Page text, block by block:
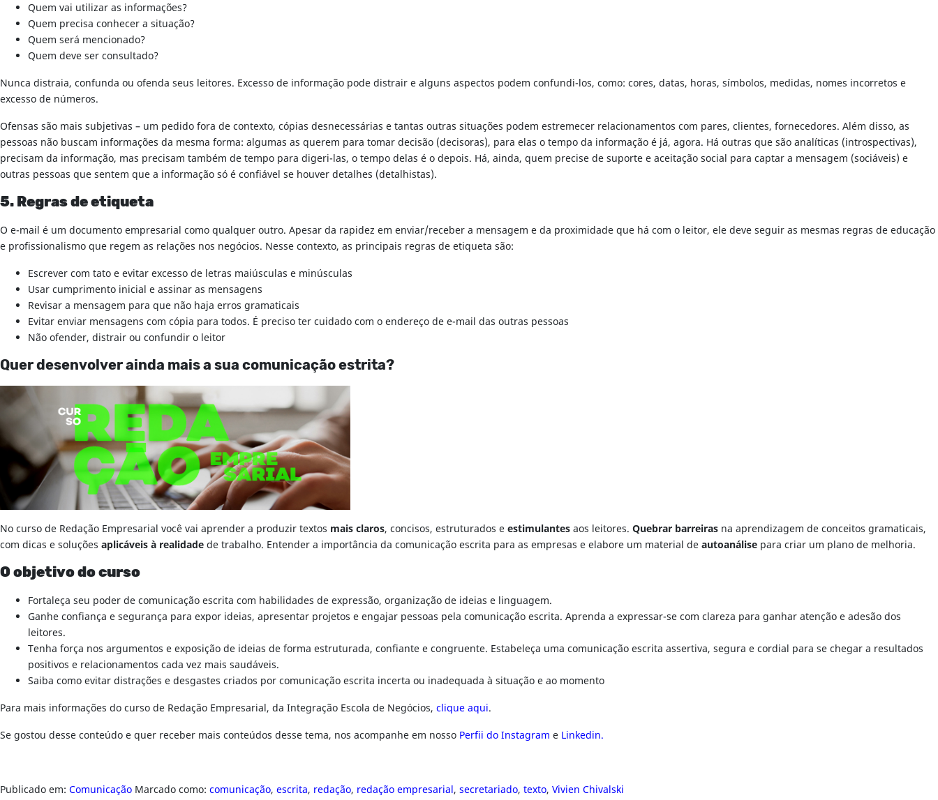
Quem vai utilizar as informações?
Quem precisa conhecer a situação?
Quem será mencionado?
Quem deve ser consultado?
Nunca distraia, confunda ou ofenda seus leitores. Excesso de informação pode distrair e alguns aspectos podem confundi-los, como: cores, datas, horas, símbolos, medidas, nomes incorretos e
excesso de números.
Ofensas são mais subjetivas – um pedido fora de contexto, cópias desnecessárias e tantas outras situações podem estremecer relacionamentos com pares, clientes, fornecedores. Além disso, as
pessoas não buscam informações da mesma forma: algumas as querem para tomar decisão (decisoras), para elas o tempo da informação é já, agora. Há outras que são analíticas (introspectivas),
precisam da informação, mas precisam também de tempo para digeri-las, o tempo delas é o depois. Há, ainda, quem precise de suporte e aceitação social para captar a mensagem (sociáveis) e
outras pessoas que sentem que a informação só é confiável se houver detalhes (detalhistas).
5. Regras de etiqueta
O e-mail é um documento empresarial como qualquer outro. Apesar da rapidez em enviar/receber a mensagem e da proximidade que há com o leitor, ele deve seguir as mesmas regras de educação
e profissionalismo que regem as relações nos negócios. Nesse contexto, as principais regras de etiqueta são:
Escrever com tato e evitar excesso de letras maiúsculas e minúsculas
Usar cumprimento inicial e assinar as mensagens
Revisar a mensagem para que não haja erros gramaticais
Evitar enviar mensagens com cópia para todos. É preciso ter cuidado com o endereço de e-mail das outras pessoas
Não ofender, distrair ou confundir o leitor
Quer desenvolver ainda mais a sua comunicação estrita?
No curso de Redação Empresarial você vai aprender a produzir textos mais claros, concisos, estruturados eestimulantesaos leitores. Quebrar barreiras na aprendizagem de conceitos gramaticais,
com dicas e soluções aplicáveis à realidadede trabalho. Entender a importância da comunicação escrita para as empresas e elabore um material deautoanálise para criar um plano de melhoria.
O objetivo do curso
Fortaleça seu poder de comunicação escrita com habilidades de expressão, organização de ideias e linguagem.
Ganhe confiança e segurança para expor ideias, apresentar projetos e engajar pessoas pela comunicação escrita. Aprenda a expressar-se com clareza para ganhar atenção e adesão dos
leitores.
Tenha força nos argumentos e exposição de ideias de forma estruturada, confiante e congruente. Estabeleça uma comunicação escrita assertiva, segura e cordial para se chegar a resultados
positivos e relacionamentos cada vez mais saudáveis.
Saiba como evitar distrações e desgastes criados por comunicação escrita incerta ou inadequada à situação e ao momento
Para mais informações do curso de Redação Empresarial, da Integração Escola de Negócios, clique aqui.
Se gostou desse conteúdo e quer receber mais conteúdos desse tema, nos acompanhe em nosso Perfii do Instagram e Linkedin.
Publicado em: Comunicação Marcado como: comunicação, escrita, redação, redação empresarial, secretariado, texto, Vivien Chivalski